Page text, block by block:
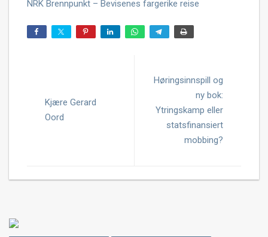
NRK Brennpunkt – Bevisenes fargerike reise
Kjære Gerard
Oord
Høringsinnspill og
ny bok:
Ytringskamp eller
statsfinansiert
mobbing?